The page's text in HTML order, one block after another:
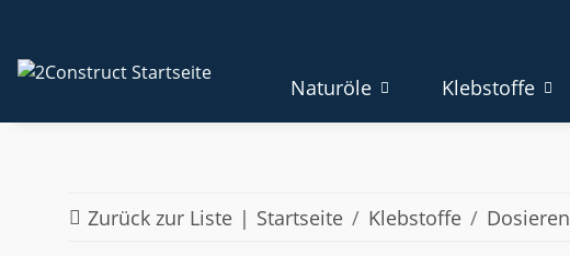
Naturöle Klebstoffe
Zurück zur Liste Startseite Klebstoffe Dosieren